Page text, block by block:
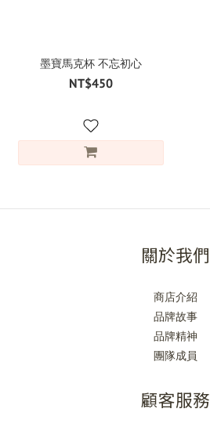
墨寶馬克杯 不忘初心
NT$450
關於我們
商店介紹
品牌故事
品牌精神
團隊成員
顧客服務